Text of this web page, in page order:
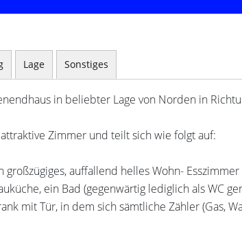
Lage Sonstiges
in beliebter Lage von Norden in
Zimmer und teilt sich wie folgt auf:
großzügiges, auffallend helles Wohn-
ein Bad (gegenwärtig lediglich als WC
mit Tür, in dem sich sämtliche Zähler (Gas,